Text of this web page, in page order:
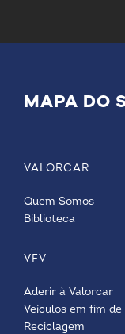
MAPA DO
VALORCAR
Quem Somos
Biblioteca
VFV
Aderir à Valorcar
Veículos em fim de
Reciclagem